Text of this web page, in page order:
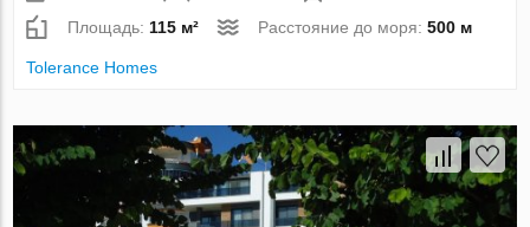
Площадь: 115 м² Расстояние до моря:500 м
Tolerance Homes